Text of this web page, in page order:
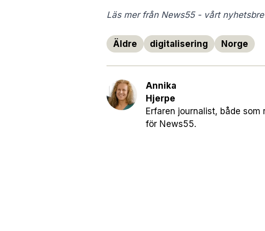
Läs mer från News55 - vårt
Äldre digitalisering Norge
Annika
Hjerpe
Erfaren journalist, både
för News55.